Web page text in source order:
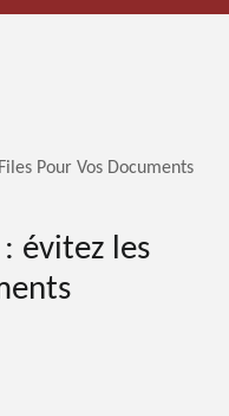
Pour Vos Documents
évitez les